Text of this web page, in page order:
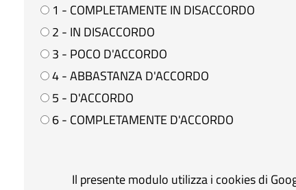
1 - COMPLETAMENTE IN DISACCORDO
2 - IN DISACCORDO
3 - POCO D'ACCORDO
4 - ABBASTANZA D'ACCORDO
5 - D'ACCORDO
6 - COMPLETAMENTE D'ACCORDO
Il presente modulo utilizza i cookies di